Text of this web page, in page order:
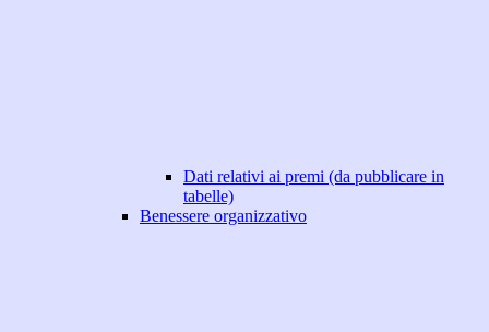
Dati relativi ai premi (da pubblicare in
tabelle)
Benessere organizzativo